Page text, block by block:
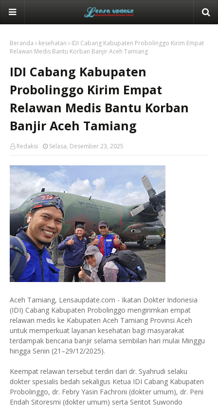
Beranda kesehatan
IDI Cabang Kabupaten Probolinggo Kirim Empat
Relawan Medis Bantu Korban Banjir Aceh Tamiang
IDI Cabang Kabupaten
Probolinggo Kirim Empat
Relawan Medis Bantu Korban
Banjir Aceh Tamiang
Redaksi Selasa, Desember 23, 2025
Aceh Tamiang, Lensaupdate.com - Ikatan Dokter Indonesia
(IDI) Cabang Kabupaten Probolinggo mengirimkan empat
relawan medis ke Kabupaten Aceh Tamiang Provinsi Aceh
untuk memperkuat layanan kesehatan bagi masyarakat
terdampak bencana banjir selama sembilan hari mulai Minggu
hingga Senin (21–29/12/2025).
Keempat relawan tersebut terdiri dari dr. Syahrudi selaku
dokter spesialis bedah sekaligus Ketua IDI Cabang Kabupaten
Probolinggo, dr. Febry Yasin Fachroni (dokter umum), dr. Peni
Endah Sitoresmi (dokter umum) serta Sentot Suwondo